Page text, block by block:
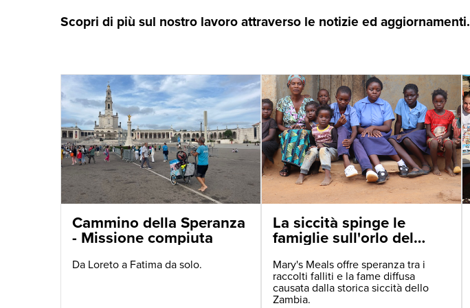
Scopri di più sul nostro lavoro attraverso le notizie ed aggiornamenti.
Cammino della Speranza
- Missione compiuta
Da Loreto a Fatima da solo.
La siccità spinge le
famiglie sull'orlo del
baratro in Zambia
Mary's Meals offre speranza tra i
raccolti falliti e la fame diffusa
causata dalla storica siccità dello
Zambia.